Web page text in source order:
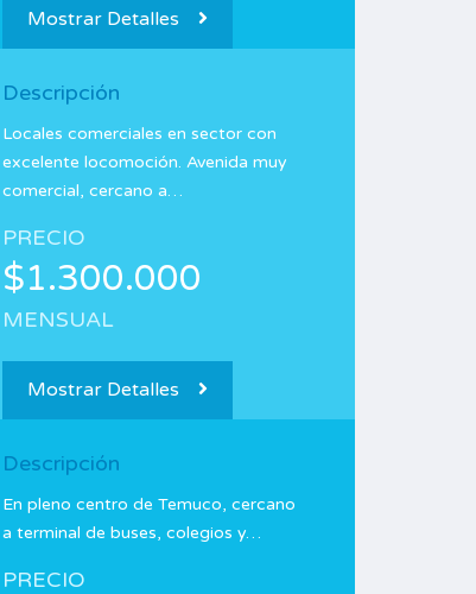
Mostrar Detalles
Descripción
Locales comerciales en sector con
excelente locomoción. Avenida muy
comercial, cercano a…
PRECIO
$1.300.000
MENSUAL
Mostrar Detalles
Descripción
En pleno centro de Temuco, cercano
a terminal de buses, colegios y…
PRECIO